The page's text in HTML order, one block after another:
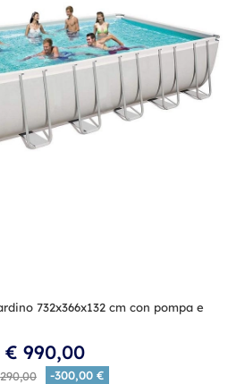
732x366x132 cm con pompa e
-300,00 €
€ 990,00